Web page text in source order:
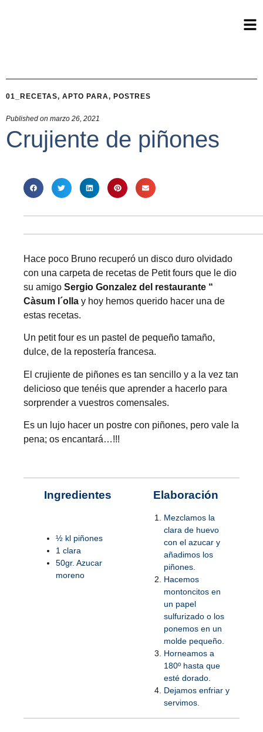
01_RECETAS, APTO PARA, POSTRES
Published on marzo 26, 2021
Crujiente de piñones
Hace poco Bruno recuperó un disco duro olvidado
con una carpeta de recetas de Petit fours que le dio
su amigo Sergio Gonzalez del restaurante “
Càsum l´olla y hoy hemos querido hacer una de
estas recetas.
Un petit four es un pastel de pequeño tamaño,
dulce, de la repostería francesa.
El crujiente de piñones es tan sencillo y a la vez tan
delicioso que tenéis que aprender a hacerlo para
sorprender a vuestros comensales.
Es un lujo hacer un postre con piñones, pero vale la
pena; os encantará…!!!
Ingredientes
½ kl piñones
1 clara
50gr. Azucar
moreno
Elaboración
Mezclamos la
clara de huevo
con el azucar y
añadimos los
piñones.
Hacemos
montoncitos en
un papel
sulfurizado o los
ponemos en un
molde pequeño.
Horneamos a
180º hasta que
esté dorado.
Dejamos enfriar y
servimos.